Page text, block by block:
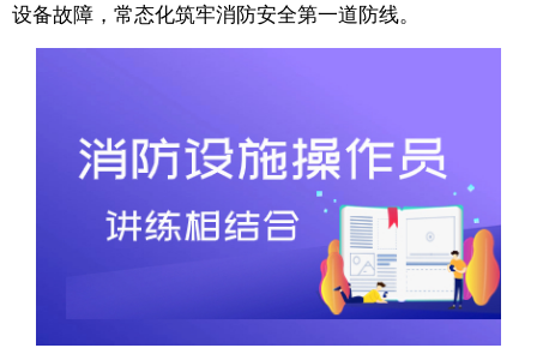
设备故障，常态化筑牢消防安全第一道防线。